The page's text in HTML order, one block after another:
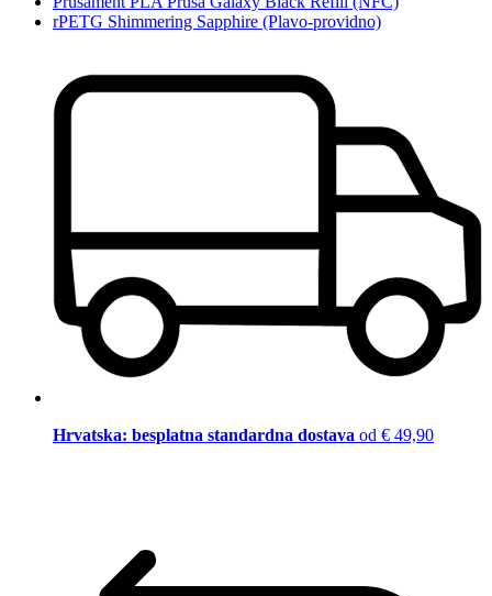
rPETG Shimmering Sapphire (Plavo-providno)
Hrvatska: besplatna standardna dostava od € 49,90